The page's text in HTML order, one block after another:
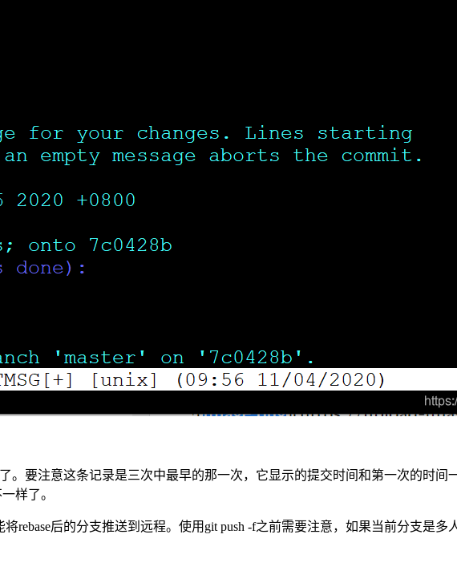
。要注意这条记录是三次中最早的那一次，它显示的提交时间和第一次的时间
样了。
rebase后的分支推送到远程。使用git push -f之前需要注意，如果当前分支是多